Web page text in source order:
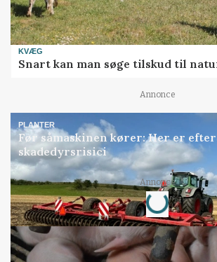
KVÆG
Snart kan man søge tilskud til
Annonce
PLANTER
Før såmaskinen kører: Her er
skadedyrsrisici
Annonce
Loading...